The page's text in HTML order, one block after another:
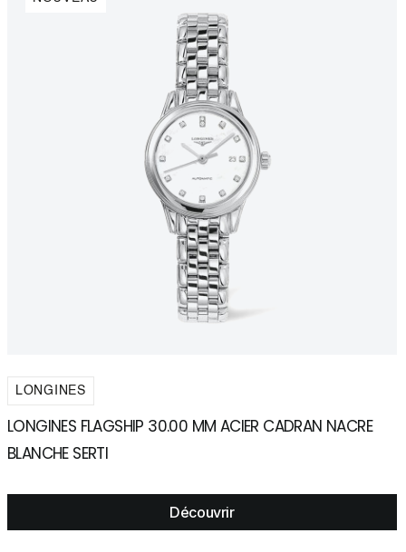
LONGINES
LONGINES FLAGSHIP 30.00 MM ACIER CADRAN NACRE
BLANCHE SERTI
Découvrir